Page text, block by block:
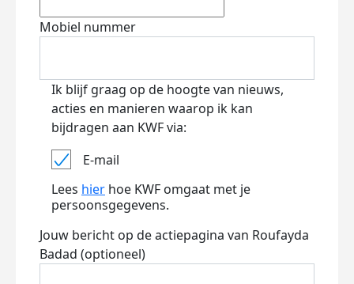
Mobiel nummer
Ik blijf graag op de hoogte van nieuws,
acties en manieren waarop ik kan
bijdragen aan KWF via:
E-mail
Lees hier hoe KWF omgaat met je
persoonsgegevens.
Jouw bericht op de actiepagina van Roufayda
Badad (optioneel)